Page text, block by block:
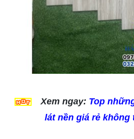
Xem ngay: Top
lát nền giá rẻ không